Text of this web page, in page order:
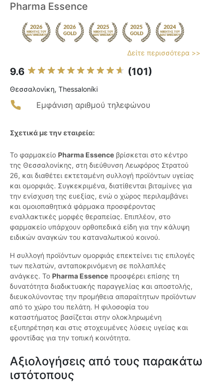
Pharma Essence
Δείτε περισσότερα >>
9.6 (101)
Θεσσαλονίκη, Thessaloníki
Εμφάνιση αριθμού τηλεφώνου
Σχετικά με την εταιρεία:
Το φαρμακείο Pharma Essence βρίσκεται στο κέντρο
της Θεσσαλονίκης, στη διεύθυνση Λεωφόρος Στρατού
26, και διαθέτει εκτεταμένη συλλογή προϊόντων υγείας
και ομορφιάς. Συγκεκριμένα, διατίθενται βιταμίνες για
την ενίσχυση της ευεξίας, ενώ ο χώρος περιλαμβάνει
και ομοιοπαθητικά φάρμακα προσφέροντας
εναλλακτικές μορφές θεραπείας. Επιπλέον, στο
φαρμακείο υπάρχουν ορθοπεδικά είδη για την κάλυψη
ειδικών αναγκών του καταναλωτικού κοινού.
Η συλλογή προϊόντων ομορφιάς επεκτείνει τις επιλογές
των πελατών, ανταποκρινόμενη σε πολλαπλές
ανάγκες. Το Pharma Essence προσφέρει επίσης τη
δυνατότητα διαδικτυακής παραγγελίας και αποστολής,
διευκολύνοντας την προμήθεια απαραίτητων προϊόντων
από το χώρο του πελάτη. Η φιλοσοφία του
καταστήματος βασίζεται στην ολοκληρωμένη
εξυπηρέτηση και στις στοχευμένες λύσεις υγείας και
φροντίδας για την τοπική κοινότητα.
Αξιολογήσεις από τους παρακάτω
ιστότοπους